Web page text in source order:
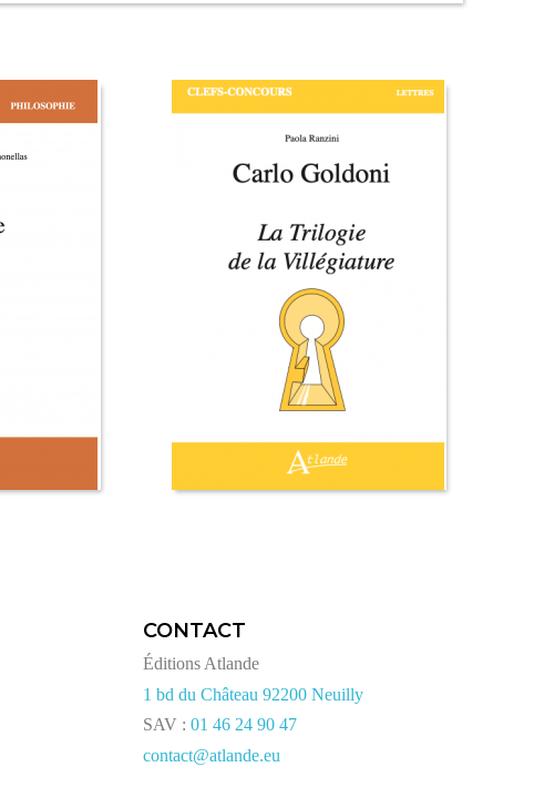
CONTACT
Éditions Atlande
1 bd du Château 92200 Neuilly
SAV :01 46 24 90 47
contact@atlande.eu